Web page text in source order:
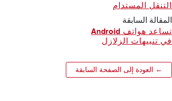
التنقل المستدام
المقالة السابقة
تساعد هواتف Android
في تنبيهات الزلازل
← العودة إلى الصفحة السابقة